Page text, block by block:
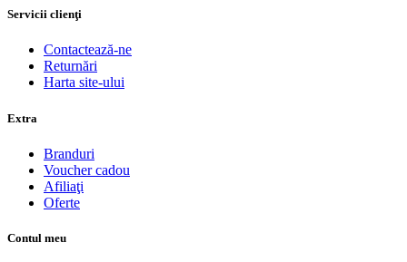
Servicii clienţi
Contactează-ne
Returnări
Harta site-ului
Extra
Branduri
Voucher cadou
Afiliaţi
Oferte
Contul meu